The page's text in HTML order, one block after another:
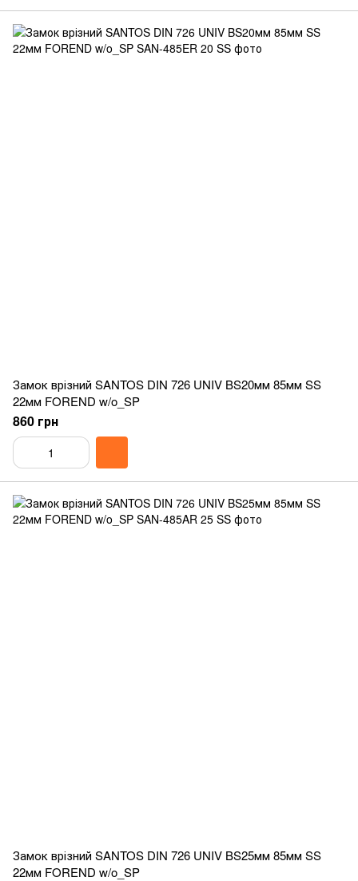
Замок врізний SANTOS DIN 726 UNIV BS20мм 85мм SS
22мм FOREND w/o_SP
860 грн
Замок врізний SANTOS DIN 726 UNIV BS25мм 85мм SS
22мм FOREND w/o_SP